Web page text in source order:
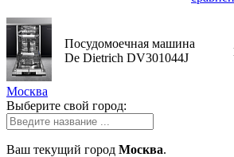
Посудомоечная машина
De Dietrich DV301044J
Москва
Выберите свой город:
Ваш текущий город Москва.